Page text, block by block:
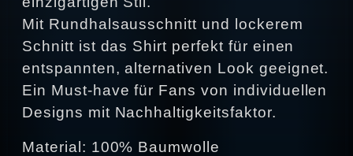
Mit Rundhalsausschnitt und lockerem
Schnitt ist das Shirt perfekt für einen
entspannten, alternativen Look geeignet.
Ein Must-have für Fans von individuellen
Designs mit Nachhaltigkeitsfaktor.
Material: 100% Baumwolle